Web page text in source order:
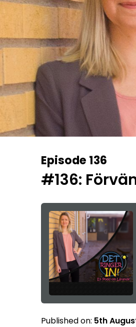
Episode 136
#136:
Published on: 5th